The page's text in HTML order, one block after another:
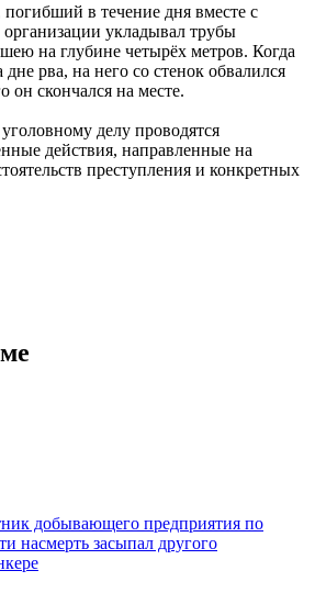
в течение дня вместе с
укладывал трубы
на глубине четырёх метров. Когда
рва, на него со стенок обвалился
он скончался на месте.
делу проводятся
действия, направленные на
преступления и конкретных
добывающего предприятия по
насмерть засыпал другого